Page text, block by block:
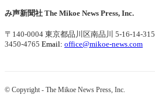
み声新聞社 The Mikoe News Press, Inc.
〒140-0004 東京都品川区南品川 5-16-14-315
3450-4765 Email: office@mikoe-news.com
© Copyright - The Mikoe News Press, Inc.